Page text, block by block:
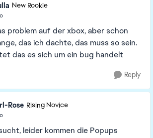
New Rookie
problem auf der xbox, aber schon
das ich dachte, das muss so sein.
das es sich um ein bug handelt
Reply
Rose Rising Novice
leider kommen die Popups